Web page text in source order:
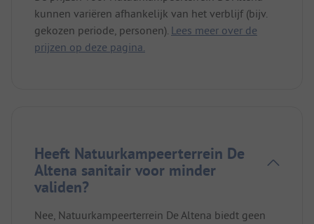
kunnen variëren afhankelijk van het verblijf (bijv.
gekozen periode, personen). Lees meer over de
prijzen op deze pagina.
Heeft Natuurkampeerterrein De
Altena sanitair voor minder
validen?
Nee, Natuurkampeerterrein De Altena biedt geen